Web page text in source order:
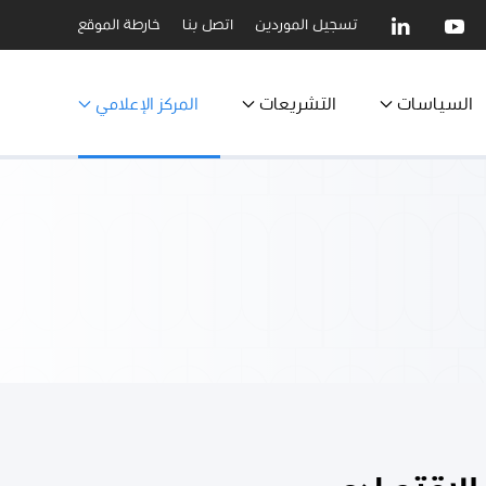
تسجيل الموردين اتصل بنا خارطة الموقع
السياسات التشريعات المركز الإعلامي